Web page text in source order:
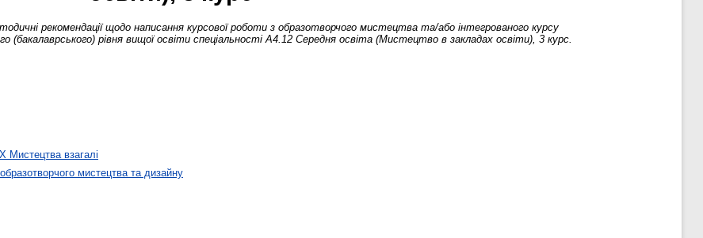
рекомендації щодо написання курсової роботи з образотворчого мистецтва та/або інтегрованого курсу
(бакалаврського) рівня вищої освіти спеціальності А4.12 Середня освіта (Мистецтво в закладах освіти), 3 курс.
Мистецтва взагалі
мистецтва та дизайну